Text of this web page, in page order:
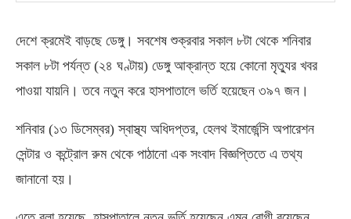
দেশে ক্রমেই বাড়ছে ডেঙ্গু। সবশেষ শুক্রবার সকাল ৮টা থেকে শনিবার
সকাল ৮টা পর্যন্ত (২৪ ঘণ্টায়) ডেঙ্গু আক্রান্ত হয়ে কোনো মৃত্যুর খবর
পাওয়া যায়নি। তবে নতুন করে হাসপাতালে ভর্তি হয়েছেন ৩৯৭ জন।
শনিবার (১৩ ডিসেম্বর)স্বাস্থ্য অধিদপ্তর, হেলথ ইমার্জেন্সি অপারেশন
সেন্টার ও কন্ট্রোল রুম থেকে পাঠানো এক সংবাদ বিজ্ঞপ্তিতে এ তথ্য
জানানো হয়।